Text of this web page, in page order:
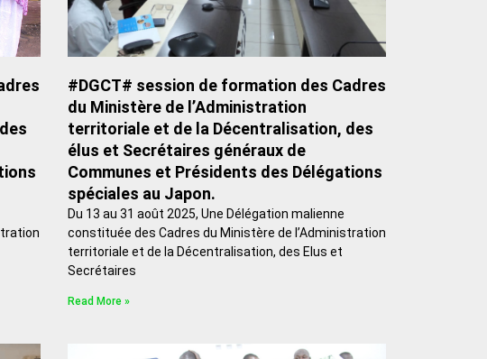
#DGCT# session de formation des Cadres
du Ministère de l’Administration
territoriale et de la Décentralisation, des
élus et Secrétaires généraux de
Communes et Présidents des Délégations
spéciales au Japon.
Du 13 au 31 août 2025, Une Délégation malienne
constituée des Cadres du Ministère de l’Administration
territoriale et de la Décentralisation, des Elus et
Secrétaires
Read More »